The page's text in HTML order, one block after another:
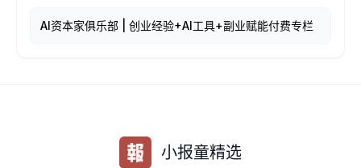
AI资本家俱乐部 | 创业经验+AI工具+副业赋能付费专栏
小报童精选